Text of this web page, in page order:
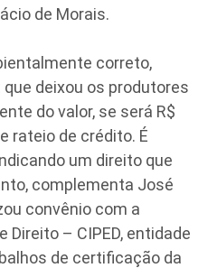
de Morais.
correto,
deixou os produtores
do valor, se será R$
rateio de crédito. É
um direito que
complementa José
convênio com a
– CIPED, entidade
de certificação da